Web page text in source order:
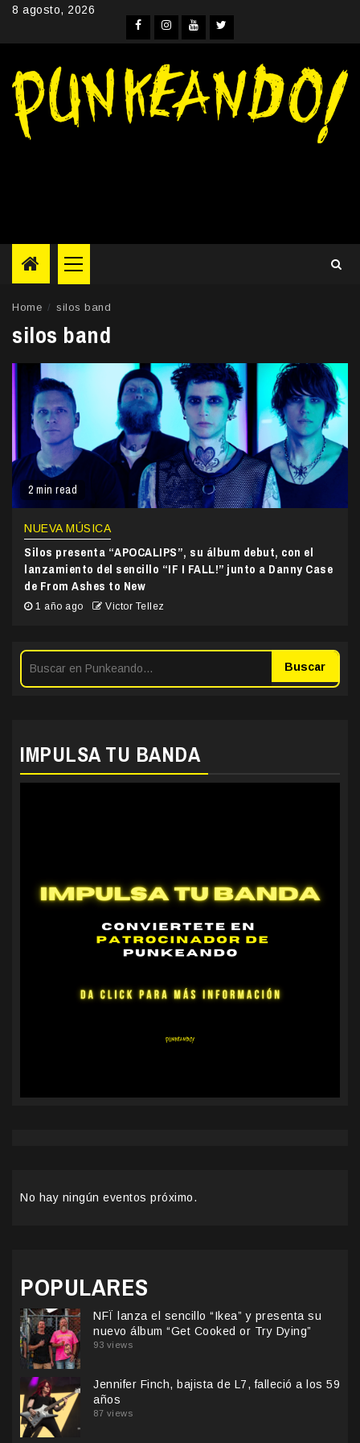
Skip8 agosto, 2026
Facebook
Instagram
YouTube
Twitter
Primary
Menu
Home silos band
silos band
2 min read
NUEVA MÚSICA
Silos presenta “APOCALIPS”, su álbum debut, con el
lanzamiento del sencillo “IF I FALL!” junto a Danny Case
de From Ashes to New
1 año ago Victor Tellez
Buscar
IMPULSA TU BANDA
No hay ningún eventos próximo.
POPULARES
NFÏ lanza el sencillo “Ikea” y presenta su
nuevo álbum “Get Cooked or Try Dying”
93 views
Jennifer Finch, bajista de L7, falleció a los 59
años
87 views